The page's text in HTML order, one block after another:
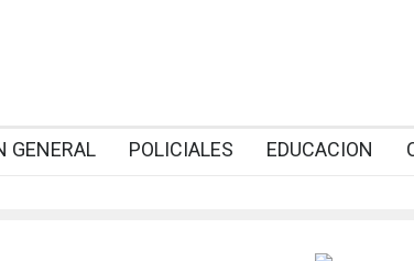
GENERAL POLICIALES EDUCACION